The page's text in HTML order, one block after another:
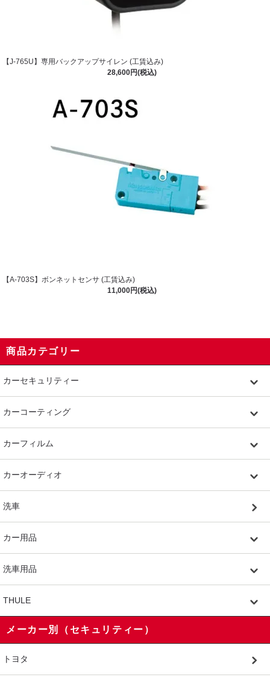
【J-765U】専用バックアップサイレン (工賃込み)
28,600円(税込)
【A-703S】ボンネットセンサ (工賃込み)
11,000円(税込)
商品カテゴリー
カーセキュリティー
カーコーティング
カーフィルム
カーオーディオ
洗車
カー用品
洗車用品
THULE
メーカー別（セキュリティー）
トヨタ